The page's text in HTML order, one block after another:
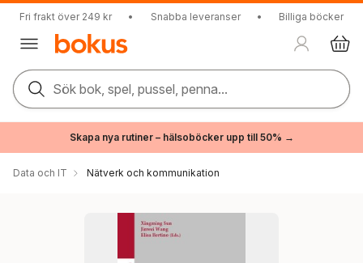
Fri frakt över 249 kr • Snabba leveranser • Billiga böcker
Sök bok, spel, pussel, penna...
Skapa nya rutiner – hälsoböcker upp till 50% →
Data och IT Nätverk och kommunikation